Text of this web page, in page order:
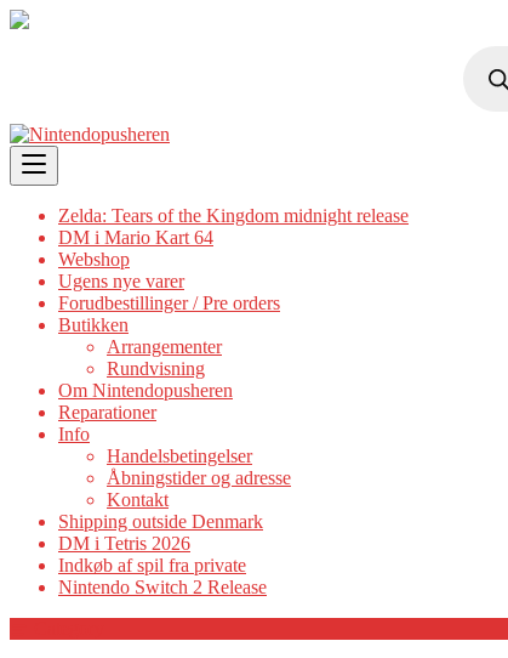
search
Skip
to
content
Zelda: Tears of the Kingdom midnight release
DM i Mario Kart 64
Webshop
Ugens nye varer
Forudbestillinger / Pre orders
Butikken
Arrangementer
Rundvisning
Om Nintendopusheren
Reparationer
Info
Handelsbetingelser
Åbningstider og adresse
Kontakt
Shipping outside Denmark
DM i Tetris 2026
Indkøb af spil fra private
Nintendo Switch 2 Release